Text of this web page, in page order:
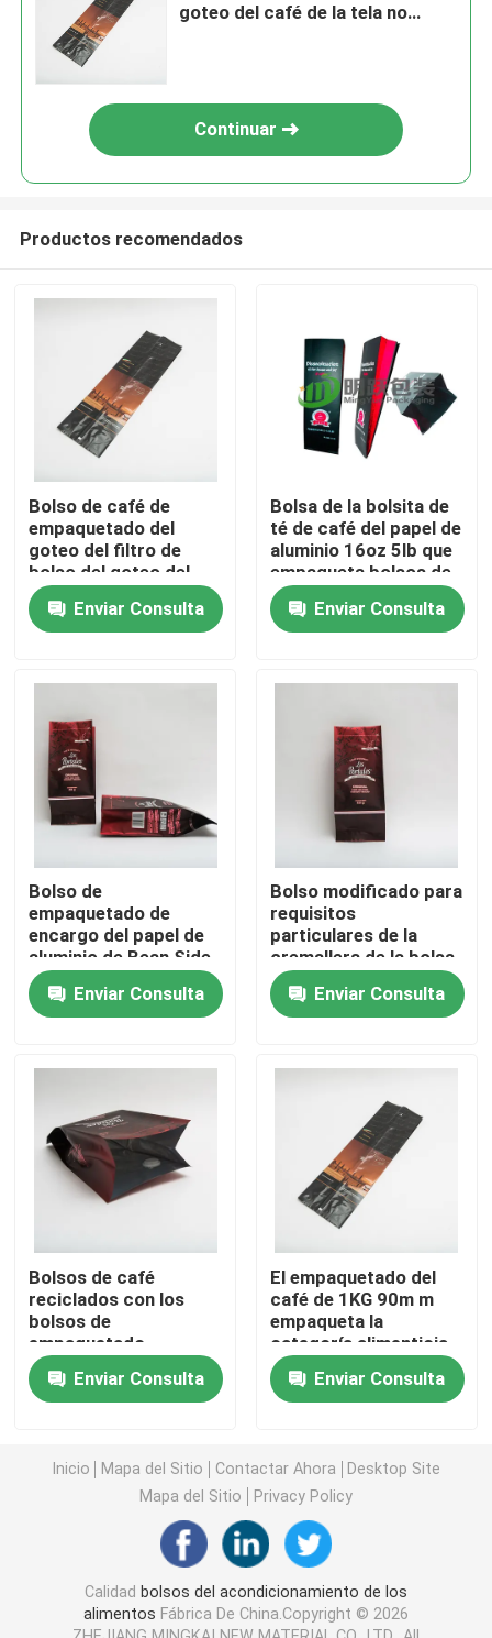
Inicio
Productos
Visita a la fábrica
Control de Calidad
noticias
Todos los casos
bolsos del acondicionamiento de los alimentos
Bolsos de empaquetado del café
Bolso de empaquetado del alimento para animales
Levántese la bolsa
Película del acondicionamiento de los alimentos
Película de Thermoforming
Película impresa de Lidding
Película del envase de plástico
goteo del café de la tela no
Continuar
Productos recomendados
Bolso de café de
empaquetado del
goteo del filtro de
bolso del goteo del
café de la tela no
tejidaEnviar Consulta
Bolsa de la bolsita de
té de café del papel de
aluminio 16oz 5lb que
empaqueta bolsos de
café reciclables
ZiplockEnviar Consulta
Bolso de
empaquetado de
encargo del papel de
aluminio de Bean Side
Gusset Packaging Bag
del caféEnviar Consulta
Bolso modificado para
requisitos
particulares de la
cremallera de la bolsa
del soporte del
tamaño para arriba
con el logotipo de
para requisitos
Enviar Consulta
Bolsos de café
reciclados con los
bolsos de
empaquetado
inferiores planos del
café de encargo de la
bolsa del café de la
Enviar Consulta
El empaquetado del
café de 1KG 90m m
empaqueta la
categoría alimenticia
pre para arriba
impresa de las bolsas
del soporte
Enviar Consulta
Inicio Mapa del Sitio Contactar Ahora
Desktop Site
Mapa del Sitio
Privacy Policy
Calidad bolsos del acondicionamiento de los
alimentos Fábrica De China.Copyright © 2026